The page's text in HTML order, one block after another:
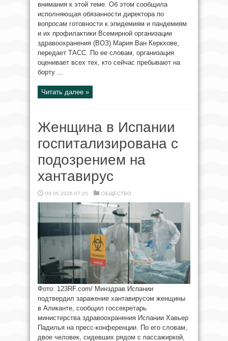
внимания к этой теме. Об этом сообщила
исполняющая обязанности директора по
вопросам готовности к эпидемиям и пандемиям
и их профилактики Всемирной организации
здравоохранения (ВОЗ) Мария Ван Керкхове,
передает ТАСС. По ее словам, организация
оценивает всех тех, кто сейчас пребывают на
борту ...
Читать далее »
Женщина в Испании
госпитализирована с
подозрением на
хантавирус
09.05.2026 07:25 ОБЩЕСТВО
Фото: 123RF.com/ Минздрав Испании
подтвердил заражение хантавирусом женщины
в Аликанте, сообщил госсекретарь
министерства здравоохранения Испании Хавьер
Падилья на пресс-конференции. По его словам,
двое человек, сидевших рядом с пассажиркой,